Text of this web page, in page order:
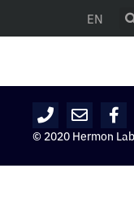
EN
© 2020 Hermon